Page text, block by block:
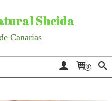
Sheida
Canarias
0